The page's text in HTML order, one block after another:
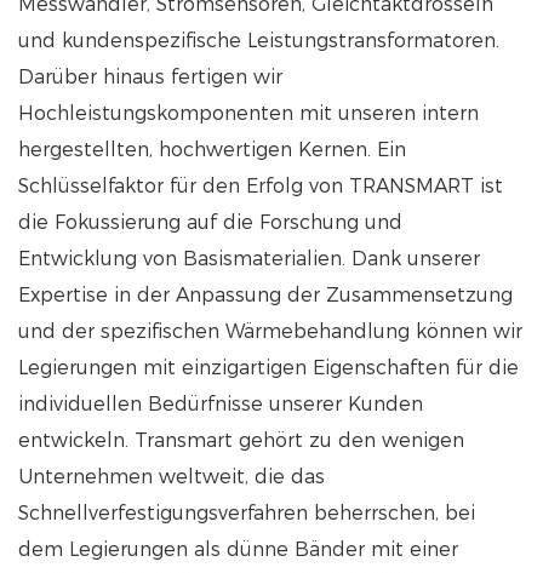
Messwandler, Stromsensoren, Gleichtaktdrosseln
und kundenspezifische Leistungstransformatoren.
Darüber hinaus fertigen wir
Hochleistungskomponenten mit unseren intern
hergestellten, hochwertigen Kernen. Ein
Schlüsselfaktor für den Erfolg von TRANSMART ist
die Fokussierung auf die Forschung und
Entwicklung von Basismaterialien. Dank unserer
Expertise in der Anpassung der Zusammensetzung
und der spezifischen Wärmebehandlung können wir
Legierungen mit einzigartigen Eigenschaften für die
individuellen Bedürfnisse unserer Kunden
entwickeln. Transmart gehört zu den wenigen
Unternehmen weltweit, die das
Schnellverfestigungsverfahren beherrschen, bei
dem Legierungen als dünne Bänder mit einer